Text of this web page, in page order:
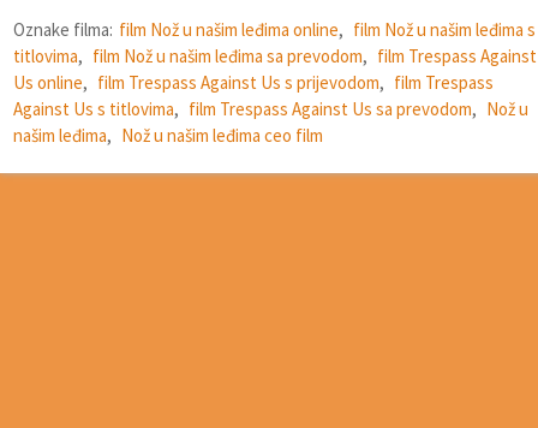
Oznake filma: film Nož u našim leđima online, film Nož u našim leđima s
titlovima, film Nož u našim leđima sa prevodom, film Trespass Against
Us online, film Trespass Against Us s prijevodom, film Trespass
Against Us s titlovima, film Trespass Against Us sa prevodom, Nož u
našim leđima, Nož u našim leđima ceo film